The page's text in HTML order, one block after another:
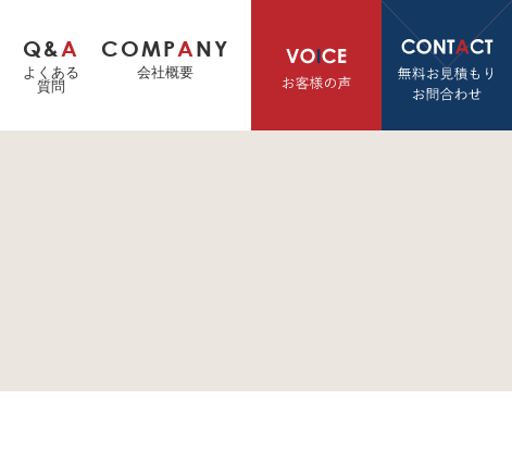
Q& A
よくある
質問
COMPANY
会社概要